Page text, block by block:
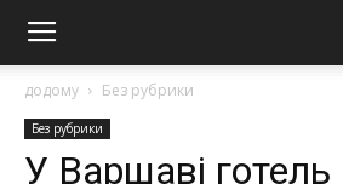
додому Без рубрики
Без рубрики
У Варшаві готель